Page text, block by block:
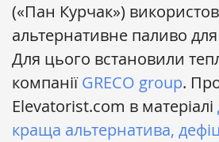
(«Пан Курчак»)
альтернативне паливо
Для цього встановили
компаніїGRECO group.
Еlevatorist.com в матеріалі
краща альтернатива,